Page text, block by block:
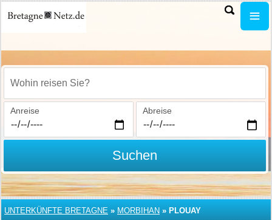
Wohin reisen Sie?
Anreise Abreise
Suchen
UNTERKÜNFTE BRETAGNE » MORBIHAN » PLOUAY